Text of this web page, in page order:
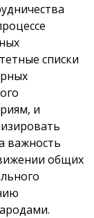
списки
и
важность
общих